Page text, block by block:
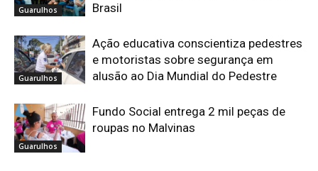
Guarulhos
Brasil
Guarulhos
Ação educativa conscientiza pedestres
e motoristas sobre segurança em
alusão ao Dia Mundial do Pedestre
Guarulhos
Fundo Social entrega 2 mil peças de
roupas no Malvinas